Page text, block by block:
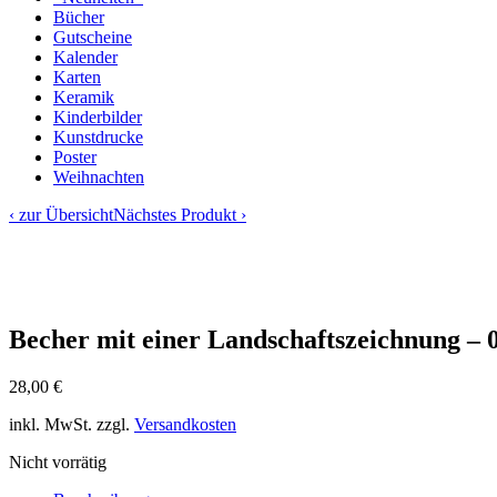
Bücher
Gutscheine
Kalender
Karten
Keramik
Kinderbilder
Kunstdrucke
Poster
Weihnachten
‹ zur ÜbersichtNächstes Produkt ›
Becher mit einer Landschaftszeichnung –
28,00 €
inkl. MwSt. zzgl. Versandkosten
Nicht vorrätig